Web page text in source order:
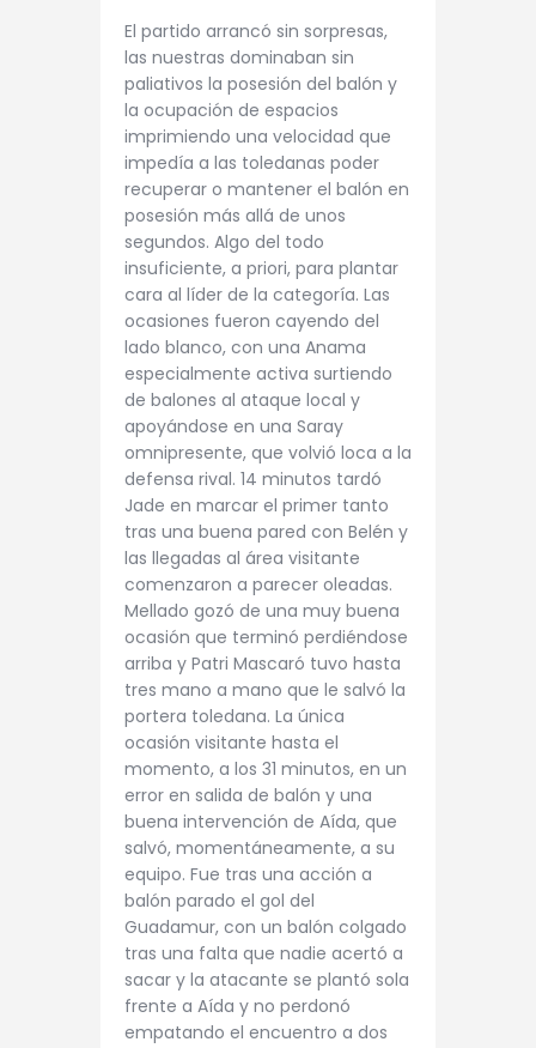
El partido arrancó sin sorpresas,
las nuestras dominaban sin
paliativos la posesión del balón y
la ocupación de espacios
imprimiendo una velocidad que
impedía a las toledanas poder
recuperar o mantener el balón en
posesión más allá de unos
segundos. Algo del todo
insuficiente, a priori, para plantar
cara al líder de la categoría. Las
ocasiones fueron cayendo del
lado blanco, con una Anama
especialmente activa surtiendo
de balones al ataque local y
apoyándose en una Saray
omnipresente, que volvió loca a la
defensa rival. 14 minutos tardó
Jade en marcar el primer tanto
tras una buena pared con Belén y
las llegadas al área visitante
comenzaron a parecer oleadas.
Mellado gozó de una muy buena
ocasión que terminó perdiéndose
arriba y Patri Mascaró tuvo hasta
tres mano a mano que le salvó la
portera toledana. La única
ocasión visitante hasta el
momento, a los 31 minutos, en un
error en salida de balón y una
buena intervención de Aída, que
salvó, momentáneamente, a su
equipo. Fue tras una acción a
balón parado el gol del
Guadamur, con un balón colgado
tras una falta que nadie acertó a
sacar y la atacante se plantó sola
frente a Aída y no perdonó
empatando el encuentro a dos